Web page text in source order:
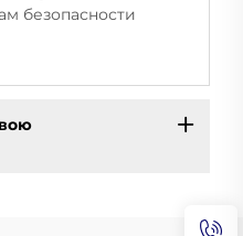
безопасности